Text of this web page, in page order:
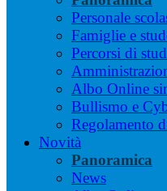
Personale
Famiglie e
Percorsi di
Albo Online
Bullismo e
Regolamento
Novità
Panoramica
News